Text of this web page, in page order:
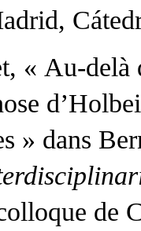
« Au-delà
» dans
de